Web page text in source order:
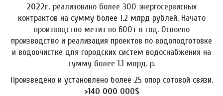
2022г. реализовано более 300 энергосервисных
контрактов на сумму более 1.2 млрд рублей. Начато
производство метиз по 600т в год. Освоено
производство и реализация проектов по водоподготовке
и водоочистке для городских систем водоснабжения на
сумму более 1.1 млрд. р.
Произведено и установлено более 25 опор сотовой связи.
>140 000 000$